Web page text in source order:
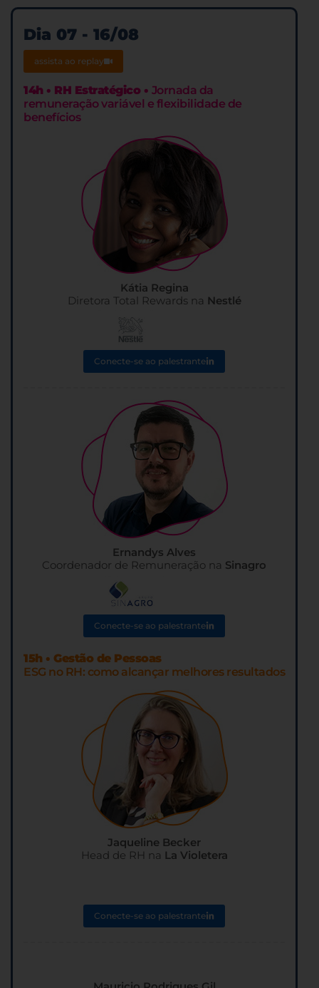
Dia 07 - 16/08
assista ao replay
14h • RH Estratégico • Jornada da
remuneração variável e flexibilidade de
benefícios
Kátia Regina
Diretora Total Rewards na Nestlé
Conecte-se ao palestrante
Ernandys Alves
Coordenador de Remuneração na Sinagro
Conecte-se ao palestrante
15h • Gestão de Pessoas
ESG no RH: como alcançar melhores resultados
Jaqueline Becker
Head de RH na La Violetera
Conecte-se ao palestrante